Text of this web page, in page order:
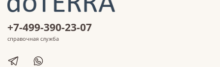
+7-499-390-23-07
справочная служба